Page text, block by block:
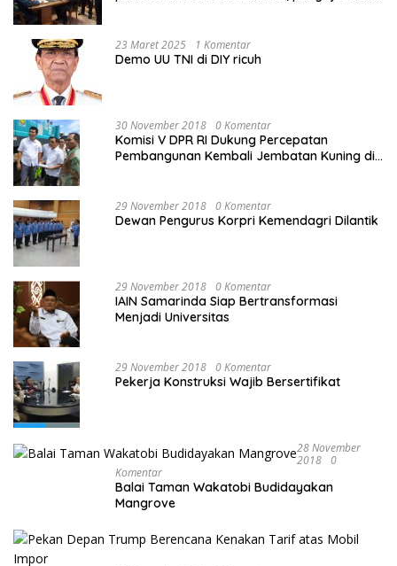
23 Maret 2025 1 Komentar
Demo UU TNI di DIY ricuh
30 November 2018 0 Komentar
Komisi V DPR RI Dukung Percepatan
Pembangunan Kembali Jembatan Kuning di
29 November 2018 0 Komentar
Dewan Pengurus Korpri Kemendagri Dilantik
29 November 2018 0 Komentar
IAIN Samarinda Siap Bertransformasi
Menjadi Universitas
29 November 2018 0 Komentar
Pekerja Konstruksi Wajib Bersertifikat
28 November
2018 0
Komentar
Balai Taman Wakatobi Budidayakan
Mangrove